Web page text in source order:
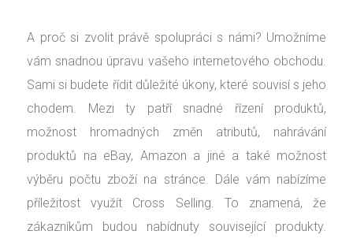
A proč si zvolit právě spolupráci s námi? Umožníme
vám snadnou úpravu vašeho internetového obchodu.
Sami si budete řídit důležité úkony, které souvisí s jeho
chodem. Mezi ty patří snadné řízení produktů,
možnost hromadných změn atributů, nahrávání
produktů na eBay, Amazon a jiné a také možnost
výběru počtu zboží na stránce. Dále vám nabízíme
příležitost využít Cross Selling. To znamená, že
zákazníkům budou nabídnuty související produkty.